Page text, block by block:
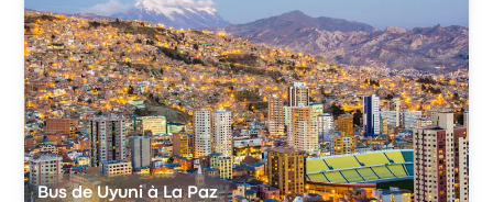
Bus de Uyuni à La Paz